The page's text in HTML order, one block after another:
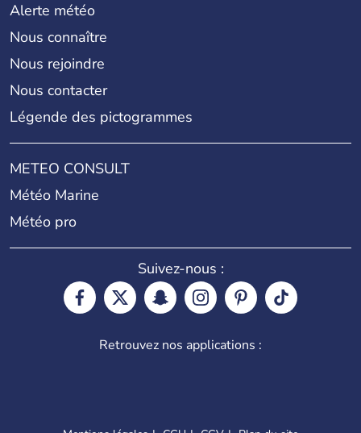
Alerte météo
Nous connaître
Nous rejoindre
Nous contacter
Légende des pictogrammes
METEO CONSULT
Météo Marine
Météo pro
Suivez-nous :
Retrouvez nos applications :